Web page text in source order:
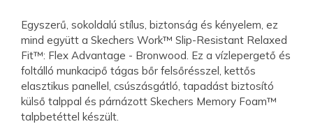
Egyszerű, sokoldalú stílus, biztonság és kényelem, ez
mind együtt a Skechers Work™ Slip-Resistant Relaxed
Fit™: Flex Advantage - Bronwood. Ez a vízlepergető és
foltálló munkacipő tágas bőr felsőrésszel, kettős
elasztikus panellel, csúszásgátló, tapadást biztosító
külső talppal és párnázott Skechers Memory Foam™
talpbetéttel készült.